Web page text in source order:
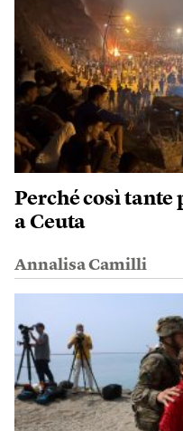
Perché così tante
a Ceuta
Annalisa Camilli